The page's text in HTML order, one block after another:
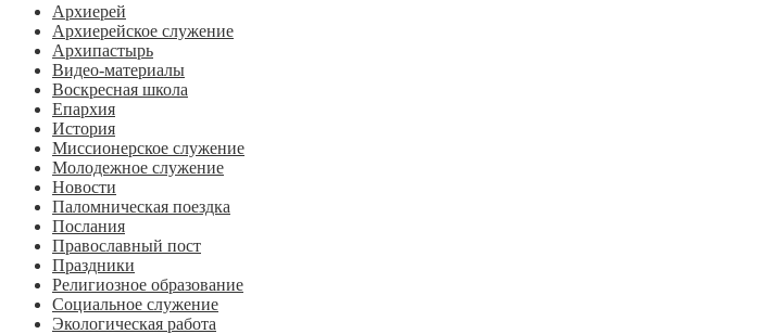
Архиерей
Архиерейское служение
Архипастырь
Видео-материалы
Воскресная школа
Епархия
История
Миссионерское служение
Молодежное служение
Новости
Паломническая поездка
Послания
Православный пост
Праздники
Религиозное образование
Социальное служение
Экологическая работа